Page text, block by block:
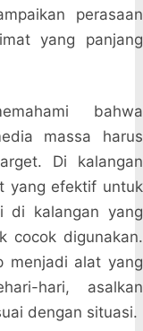
perasaan
yang panjang
bahwa
massa harus
Di kalangan
yang efektif untuk
di kalangan yang
cocok digunakan.
menjadi alat yang
hari, asalkan
dengan situasi.